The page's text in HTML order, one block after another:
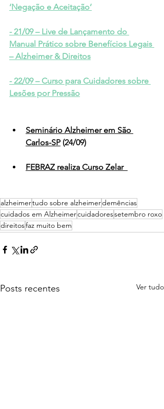
‘Negação e Aceitação’
- 21/09 – Live de Lançamento do
Manual Prático sobre Benefícios Legais
– Alzheimer & Direitos
- 22/09 – Curso para Cuidadores sobre
Lesões por Pressão
Seminário Alzheimer em São
Carlos-SP (24/09)
FEBRAZ realiza Curso Zelar
alzheimertudo sobre alzheimerdemências
cuidados em Alzheimercuidadoressetembro roxo
direitosfaz muito bem
Posts recentes Ver tudo